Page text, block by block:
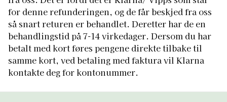
for denne refunderingen, og de får beskjed fra oss
så snart returen er behandlet. Deretter har de en
behandlingstid på 7-14 virkedager. Dersom du har
betalt med kort føres pengene direkte tilbake til
samme kort, ved betaling med faktura vil Klarna
kontakte deg for kontonummer.